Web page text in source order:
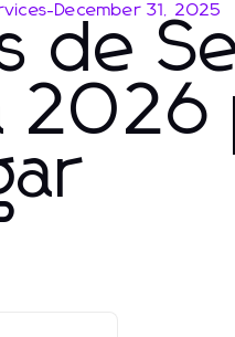
-December 31, 2025
de
2026